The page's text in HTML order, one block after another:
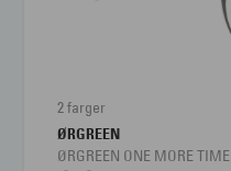
2 farger
ØRGREEN
ØRGREEN ONE MORE TIME